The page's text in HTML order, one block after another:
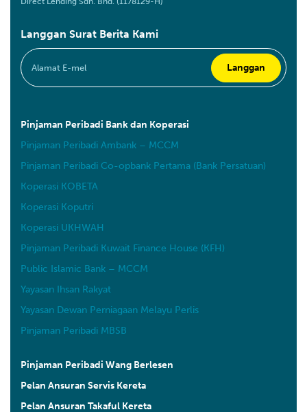
Langgan Surat Berita Kami
Pinjaman Peribadi Bank dan Koperasi
Pinjaman Peribadi Ambank – MCCM
Pinjaman Peribadi Co-opbank Pertama (Bank Persatuan)
Koperasi KOBETA
Koperasi Koputri
Koperasi UKHWAH
Pinjaman Peribadi Kuwait Finance House (KFH)
Public Islamic Bank – MCCM
Yayasan Ihsan Rakyat
Yayasan Dewan Perniagaan Melayu Perlis
Pinjaman Peribadi MBSB
Pinjaman Peribadi Wang Berlesen
Pelan Ansuran Servis Kereta
Pelan Ansuran Takaful Kereta